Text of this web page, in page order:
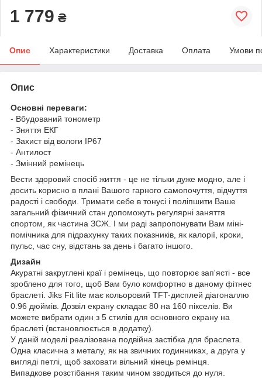
1 779 ₴
Опис Характеристики Доставка Оплата Умови
Опис
Основні переваги:
- Вбудований тонометр
- Зняття ЕКГ
- Захист від вологи IP67
- Антилост
- Змінний ремінець
Вести здоровий спосіб життя - це не тільки дуже модно, але і
досить корисно в плані Вашого гарного самопочуття, відчуття
радості і свободи. Тримати себе в тонусі і поліпшити Ваше
загальний фізичний стан допоможуть регулярні заняття
спортом, як частина ЗСЖ. І ми раді запропонувати Вам міні-
помічника для підрахунку таких показників, як калорії, кроки,
пульс, час сну, відстань за день і багато іншого.
Дизайн
Акуратні закруглені краї і ремінець, що повторює зап'ясті - все
зроблено для того, щоб Вам було комфортно в даному фітнес
браслеті. Jiks Fit lite має кольоровий TFT-дисплей діагоналлю
0.96 дюймів. Дозвіл екрану складає 80 на 160 пікселів. Ви
можете вибрати один з 5 стилів для основного екрану на
браслеті (встановлюється в додатку).
У даній моделі реалізована подвійна застібка для браслета.
Одна класична з металу, як на звичних годинниках, а друга у
вигляді петлі, щоб заховати вільний кінець ремінця.
Випадкове розстібання таким чином зводиться до нуля.